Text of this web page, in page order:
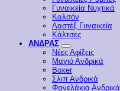
Γυναικεία Νυχτικά
Καλσόν
Λαστέξ Γυναικεία
Κάλτσες
ΑΝΔΡΑΣ
Νέες Αφίξεις
Μαγιό Ανδρικά
Boxer
Σλιπ Ανδρικά
Φανελάκια Ανδρικά